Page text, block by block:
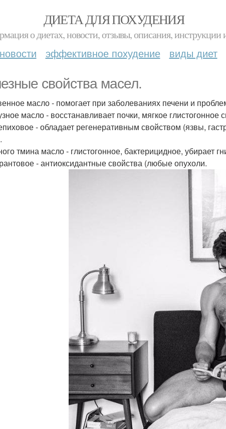
ДИЕТА ДЛЯ ПОХУДЕНИЯ
о диетах, новости, отзывы, описания, инструкции
новости эффективное похудение виды диет
свойства масел.
масло - помогает при заболеваниях печени и
масло - восстанавливает почки, мягкое глистогонное
- обладает регенеративным свойством (язвы,
тмина масло - глистогонное, бактерицидное, убирает
- антиоксидантные свойства (любые опухоли.